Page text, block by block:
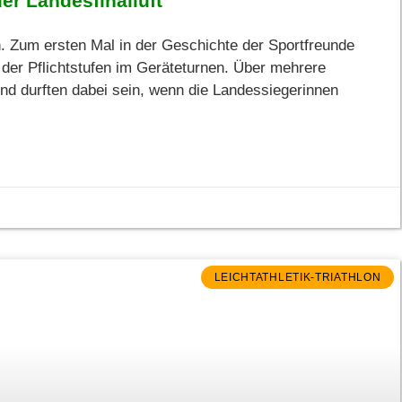
Zum ersten Mal in der Geschichte der Sportfreunde
Pflichtstufen im Geräteturnen. Über mehrere
durften dabei sein, wenn die Landessiegerinnen
LEICHTATHLETIK-TRIATHLON